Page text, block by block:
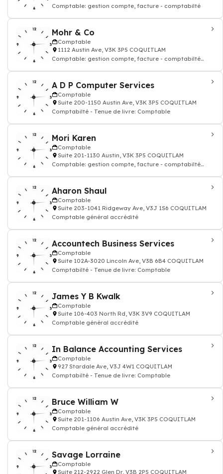
Comptable: gestion compte, facture - comptabilté
Mohr & Co
Comptable
1112 Austin Ave, V3K 3P5 COQUITLAM
Comptable: gestion compte, facture - comptabilté
A D P Computer Services
Comptable
Suite 200-1150 Austin Ave, V3K 3P5 COQUITLAM
Comptabilté - Tenue de livre: Comptable
Mori Karen
Comptable
Suite 201-1130 Austin, V3K 3P5 COQUITLAM
Comptable: gestion compte, facture - comptabilté
Aharon Shaul
Comptable
Suite 203-1041 Ridgeway Ave, V3J 1S6 COQUITLAM
Comptable général accrédité
Accountech Business Services
Comptable
Suite 102A-3020 Lincoln Ave, V3B 6B4 COQUITLAM
Comptabilté - Tenue de livre: Comptable
James Y B Kwalk
Comptable
Suite 106-403 North Rd, V3K 3V9 COQUITLAM
Comptable général accrédité
In Balance Accounting Services
Comptable
927 Stardale Ave, V3J 4W1 COQUITLAM
Comptabilté - Tenue de livre: Comptable
Bruce William W
Comptable
Suite 201-1106 Austin Ave, V3K 3P5 COQUITLAM
Comptable général accrédité
Savage Lorraine
Comptable
Suite 212-2922 Glen Dr, V3B 2P5 COQUITLAM